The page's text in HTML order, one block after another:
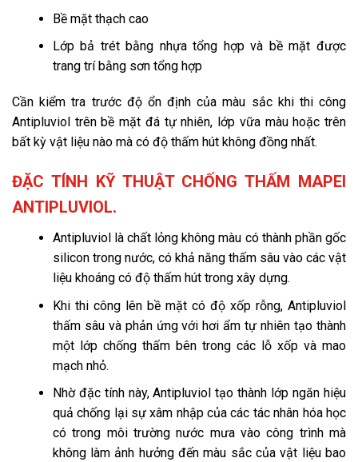
Bề mặt thạch cao
Lớp bả trét bằng nhựa tổng hợp và bề mặt được
trang trí bằng sơn tổng hợp
Cần kiểm tra trước độ ổn định của màu sắc khi thi công
Antipluviol trên bề mặt đá tự nhiên, lớp vữa màu hoặc trên
bất kỳ vật liệu nào mà có độ thấm hút không đồng nhất.
ĐẶC TÍNH KỸ THUẬT CHỐNG THẤM MAPEI
ANTIPLUVIOL.
Antipluviol là chất lỏng không màu có thành phần gốc
silicon trong nước, có khả năng thấm sâu vào các vật
liệu khoáng có độ thấm hút trong xây dựng.
Khi thi công lên bề mặt có độ xốp rỗng, Antipluviol
thấm sâu và phản ứng với hơi ẩm tự nhiên tạo thành
một lớp chống thấm bên trong các lỗ xốp và mao
mạch nhỏ.
Nhờ đặc tính này, Antipluviol tạo thành lớp ngăn hiệu
quả chống lại sự xâm nhập của các tác nhân hóa học
có trong môi trường nước mưa vào công trình mà
không làm ảnh hưởng đến màu sắc của vật liệu bao